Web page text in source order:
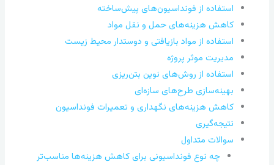
استفاده از فونداسیون‌های پیش‌ساخته
کاهش هزینه‌های حمل و نقل مواد
استفاده از مواد بازیافتی و دوستدار محیط زیست
مدیریت موثر پروژه
استفاده از روش‌های نوین بتن‌ریزی
بهینه‌سازی طرح‌های سازه‌ای
کاهش هزینه‌های نگهداری و تعمیرات فونداسیون
نتیجه‌گیری
سوالات متداول
چه نوع فونداسیونی برای کاهش هزینه‌ها مناسب‌تر